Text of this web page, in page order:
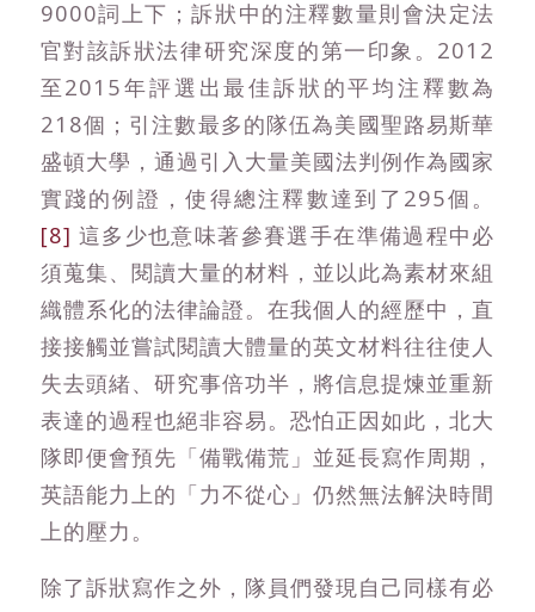
9000詞上下；訴狀中的注釋數量則會決定法
官對該訴狀法律研究深度的第一印象。2012
至2015年評選出最佳訴狀的平均注釋數為
218個；引注數最多的隊伍為美國聖路易斯華
盛頓大學，通過引入大量美國法判例作為國家
實踐的例證，使得總注釋數達到了295個。
[8] 這多少也意味著參賽選手在準備過程中必
須蒐集、閱讀大量的材料，並以此為素材來組
織體系化的法律論證。在我個人的經歷中，直
接接觸並嘗試閱讀大體量的英文材料往往使人
失去頭緒、研究事倍功半，將信息提煉並重新
表達的過程也絕非容易。恐怕正因如此，北大
隊即便會預先「備戰備荒」並延長寫作周期，
英語能力上的「力不從心」仍然無法解決時間
上的壓力。
除了訴狀寫作之外，隊員們發現自己同樣有必